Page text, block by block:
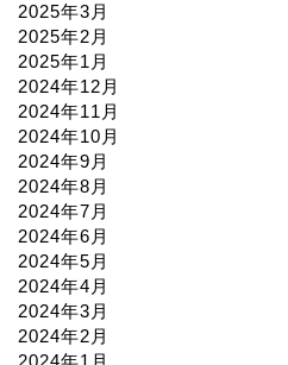
2025年3月
2025年2月
2025年1月
2024年12月
2024年11月
2024年10月
2024年9月
2024年8月
2024年7月
2024年6月
2024年5月
2024年4月
2024年3月
2024年2月
2024年1月